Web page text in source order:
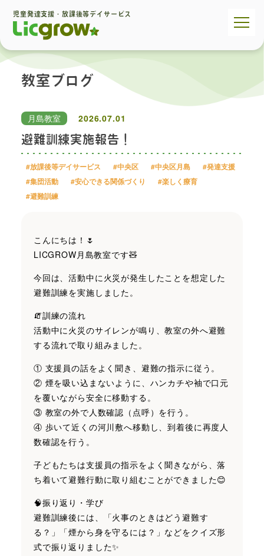
児童発達支援・放課後等デイサービス
教室ブログ
月島教室
2026.07.01
避難訓練実施報告！
#放課後等デイサービス #中央区 #中央区月島
#発達支援
#集団活動
#安心できる関係づくり
#楽しく療育
#避難訓練
こんにちは！🌷
LICGROW月島教室です🧸
今回は、活動中に火災が発生したことを想定した
避難訓練を実施しました。
🧯訓練の流れ
活動中に火災のサイレンが鳴り、教室の外へ避難
する流れで取り組みました。
① 支援員の話をよく聞き、避難の指示に従う。
② 煙を吸い込まないように、ハンカチや袖で口元
を覆いながら安全に移動する。
③ 教室の外で人数確認（点呼）を行う。
④ 歩いて近くの河川敷へ移動し、到着後に再度人
数確認を行う。
子どもたちは支援員の指示をよく聞きながら、落
ち着いて避難行動に取り組むことができました😊
🧠振り返り・学び
避難訓練後には、「火事のときはどう避難す
る？」「煙から身を守るには？」などをクイズ形
式で振り返りました✨